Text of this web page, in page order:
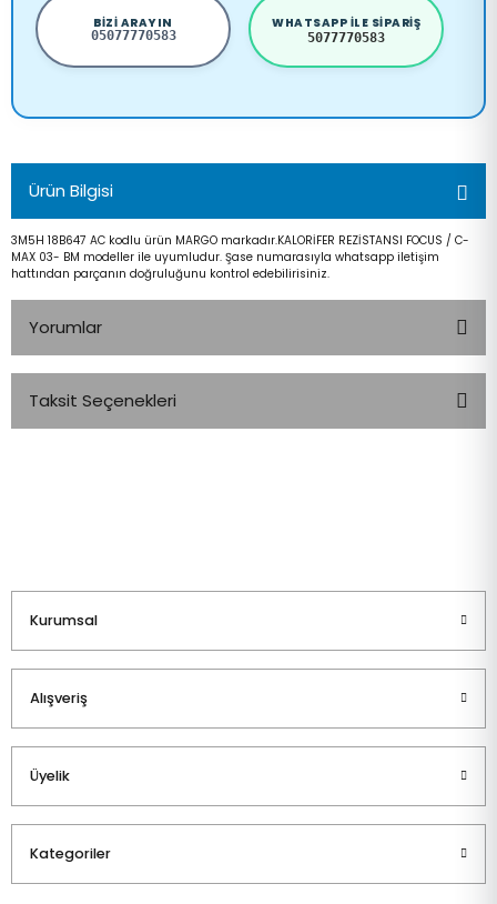
BIZI ARAYIN
05077770583
WHATSAPP ILE SIPARIŞ
5077770583
Ürün Bilgisi
3M5H 18B647 AC kodlu ürün MARGO markadır.KALORİFER REZİSTANSI FOCUS / C-
MAX 03- BM modeller ile uyumludur. Şase numarasıyla whatsapp iletişim
hattından parçanın doğruluğunu kontrol edebilirisiniz.
Yorumlar
Taksit Seçenekleri
Kurumsal
Alışveriş
Üyelik
Kategoriler